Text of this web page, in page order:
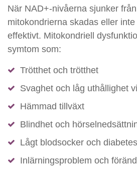
När NAD+-nivåerna sjunker
mitokondrierna skadas eller
effektivt. Mitokondriell
symtom som:
Trötthet och trötthet
Svaghet och låg uthållighet
Hämmad tillväxt
Blindhet och
Lågt blodsocker och diabetes
Inlärningsproblem och